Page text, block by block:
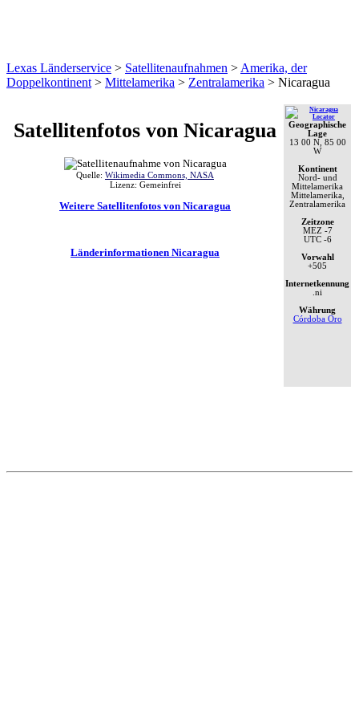
Lexas Länderservice > Satellitenaufnahmen > Amerika, der
Doppelkontinent > Mittelamerika > Zentralamerika > Nicaragua
Satellitenfotos von Nicaragua
Quelle: Wikimedia Commons, NASA
Lizenz: Gemeinfrei
Weitere Satellitenfotos von Nicaragua
Länderinformationen Nicaragua
Geographische
Lage
13 00 N, 85 00
W
Kontinent
Nord- und
Mittelamerika
Mittelamerika,
Zentralamerika
Zeitzone
MEZ -7
UTC -6
Vorwahl
+505
Internetkennung
.ni
Währung
Córdoba Oro